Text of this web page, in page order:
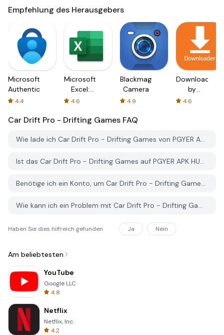
Empfehlung des Herausgebers
Microsoft
Authenticator
4.4
Microsoft
Excel:
Spreadsheets
4.6
Blackmagic
Camera
4.9
Downloader
by
AFTVnews
4.6
Car Drift Pro - Drifting Games FAQ
Wie lade ich Car Drift Pro - Drifting Games von PGYER APK HUB herunter?
Ist das Car Drift Pro - Drifting Games auf PGYER APK HUB kostenlos zum Download?
Benötige ich ein Konto, um Car Drift Pro - Drifting Games von PGYER APK HUB herunterzuladen?
Wie kann ich ein Problem mit Car Drift Pro - Drifting Games auf PGYER APK HUB melden?
Haben Sie dies hilfreich gefunden Ja Nein
Am beliebtesten
YouTube
Google LLC
4.8
Netflix
Netflix, Inc.
4.2